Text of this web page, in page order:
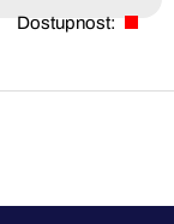
Dostupnost: